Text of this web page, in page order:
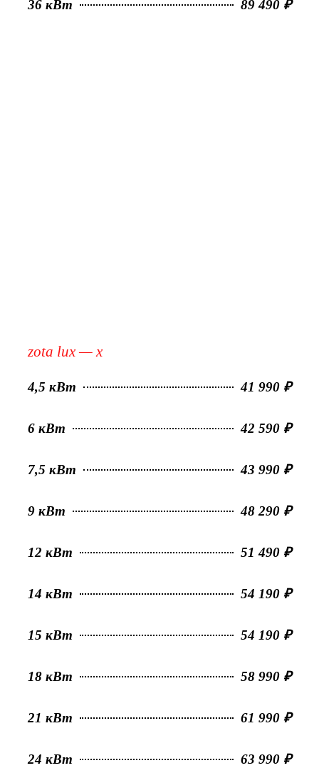
36 кВт 89 490 ₽
zota lux — x
4,5 кВт 41 990 ₽
6 кВт 42 590 ₽
7,5 кВт 43 990 ₽
9 кВт 48 290 ₽
12 кВт 51 490 ₽
14 кВт 54 190 ₽
15 кВт 54 190 ₽
18 кВт 58 990 ₽
21 кВт 61 990 ₽
24 кВт 63 990 ₽